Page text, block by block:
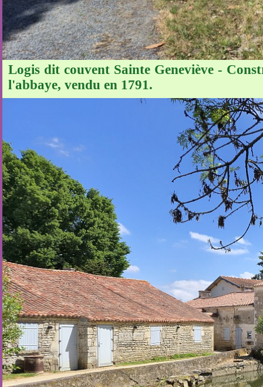
Logis dit couvent Sainte Geneviève -
l'abbaye, vendu en 1791.